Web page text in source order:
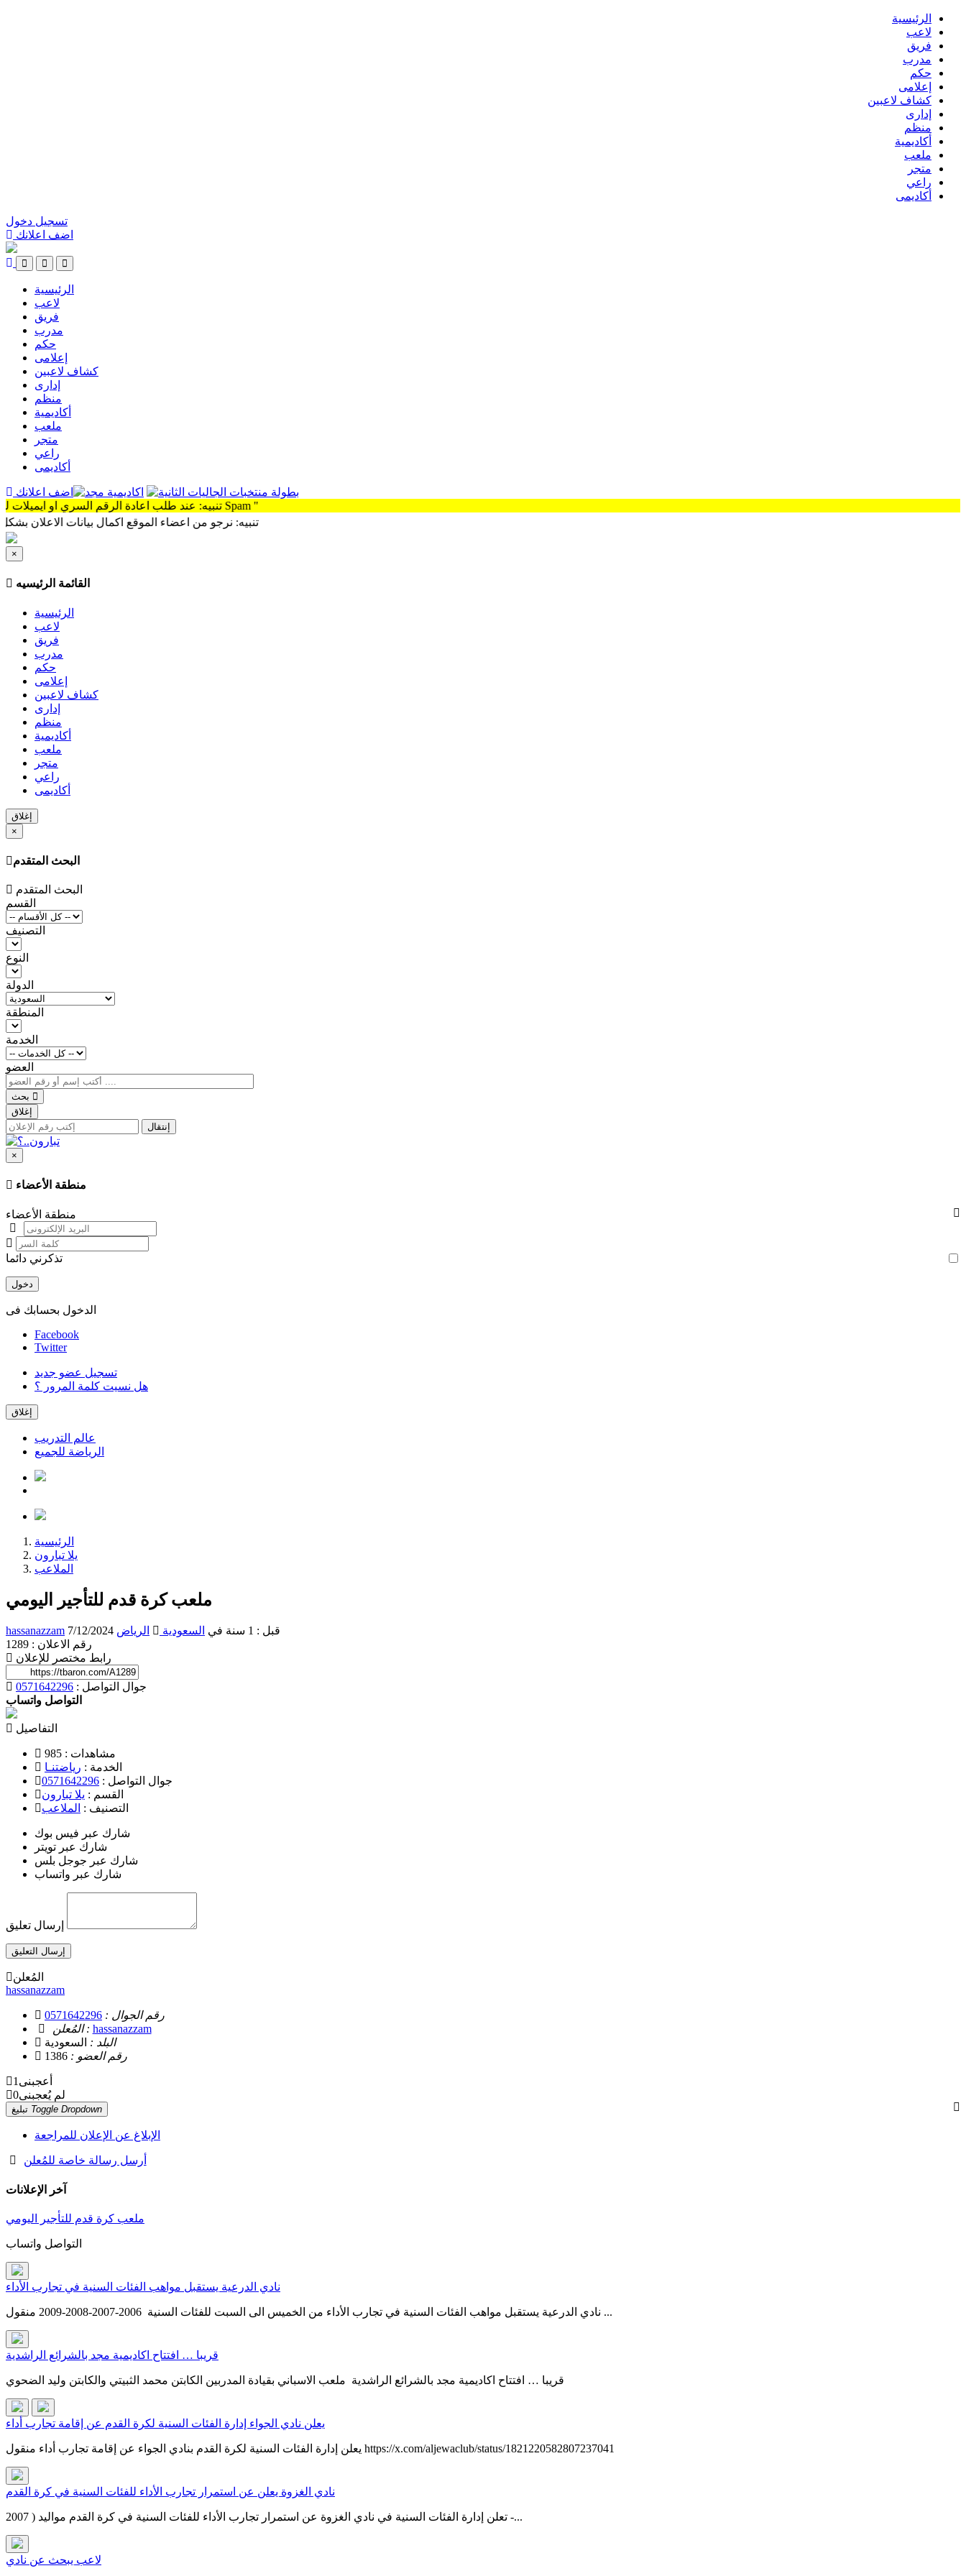
الرئيسية
لاعب
فريق
مدرب
حكم
إعلامى
كشاف لاعبين
إدارى
منظم
أكاديمية
ملعب
متجر
راعي
أكاديمى
تسجيل دخول
اضف اعلانك
الرئيسية
لاعب
فريق
مدرب
حكم
إعلامى
كشاف لاعبين
إدارى
منظم
أكاديمية
ملعب
متجر
راعي
أكاديمى
اضف اعلانك
تنبيه: نرجو من اعضاء الموقع اكمال بيانات الاعلان بشكل كامل
×
القائمة الرئيسيه
الرئيسية
لاعب
فريق
مدرب
حكم
إعلامى
كشاف لاعبين
إدارى
منظم
أكاديمية
ملعب
متجر
راعي
أكاديمى
إغلاق
×
البحث المتقدم
البحث المتقدم
القسم
التصنيف
النوع
الدولة
المنطقة
الخدمة
العضو
إغلاق
إنتقال
×
منطقة الأعضاء
منطقة الأعضاء
تذكرني دائما
دخول
الدخول بحسابك فى
Facebook
Twitter
تسجيل عضو جديد
هل نسيت كلمة المرور ؟
إغلاق
عالم التدريب
الرياضة للجميع
الرئيسية
يلا تبارون
الملاعب
ملعب كرة قدم للتأجير اليومي
hassanazzam 7/12/2024 قبل : 1 سنة في السعودية
الرياض
رقم الاعلان : 1289
رابط مختصر للإعلان
جوال التواصل : 0571642296
التفاصيل
مشاهدات : 985
الخدمة : رياضتنـا
جوال التواصل : 0571642296
القسم : يلا تبارون
التصنيف : الملاعب
شارك عبر فيس بوك
شارك عبر تويتر
شارك عبر جوجل بلس
شارك عبر واتساب
إرسال تعليق
إرسال التعليق
المُعلن
hassanazzam
رقم الجوال : 0571642296
المُعلن : hassanazzam
البلد : السعودية
رقم العضو : 1386
أعجبنى1
لم يُعجبنى0
Toggle Dropdown
الإبلاغ عن الإعلان للمراجعة
أرسل رسالة خاصة للمُعلن
آخر الإعلانات
ملعب كرة قدم للتأجير اليومي
نادي الدرعية يستقبل مواهب الفئات السنية في تجارب الأداء
نادي الدرعية يستقبل مواهب الفئات السنية في تجارب الأداء من الخميس الى السبت للفئات السنية 2006-2007-2008-2009 منقول ...
قريبا … افتتاح اكاديمية مجد بالشرائع الراشدية
يعلن نادي الجواء إدارة الفئات السنية لكرة القدم عن إقامة تجارب أداء
يعلن إدارة الفئات السنية لكرة القدم بنادي الجواء عن إقامة تجارب أداء منقول https://x.com/aljewaclub/status/1821220582807237041
نادي الغزوة يعلن عن استمرار تجارب الأداء للفئات السنية في كرة القدم
تعلن إدارة الفئات السنية في نادي الغزوة عن استمرار تجارب الأداء للفئات السنية في كرة القدم مواليد ( 2007 -...
لاعب يبحث عن نادي